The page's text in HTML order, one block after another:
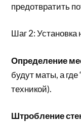
предотвратить
Шаг 2: Установка
Определение
будут маты, а
техникой).
Штробление